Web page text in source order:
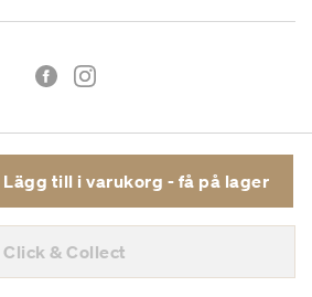
Lägg till i varukorg - få på lager
Click & Collect
55681353-8701